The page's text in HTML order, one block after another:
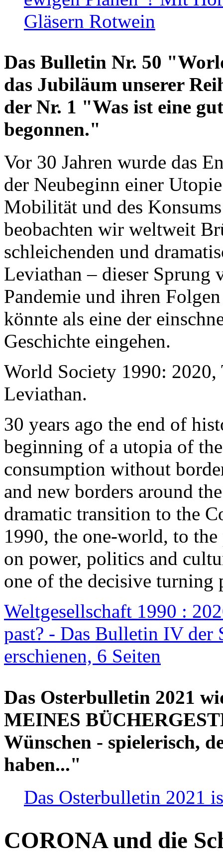
Gläsern Rotwein
Das Bulletin Nr. 50
das Jubiläum unserer
der Nr. 1 "Was ist eine
begonnen."
Vor 30 Jahren wurde das
der Neubeginn einer
Mobilität und des
beobachten wir weltweit
schleichenden und
Leviathan – dieser Sprung
Pandemie und ihren
könnte als eine der
Geschichte eingehen.
World Society 1990: 2020,
Leviathan.
30 years ago the end of
beginning of a utopia of
consumption without
and new borders around
dramatic transition to the
1990, the one-world, to the
on power, politics and
one of the decisive turning
Weltgesellschaft 1990 :
past? - Das Bulletin IV der
erschienen, 6 Seiten
Das Osterbulletin 2021
MEINES
Wünschen - spielerisch,
haben..."
Das Osterbulletin 2021
CORONA und die